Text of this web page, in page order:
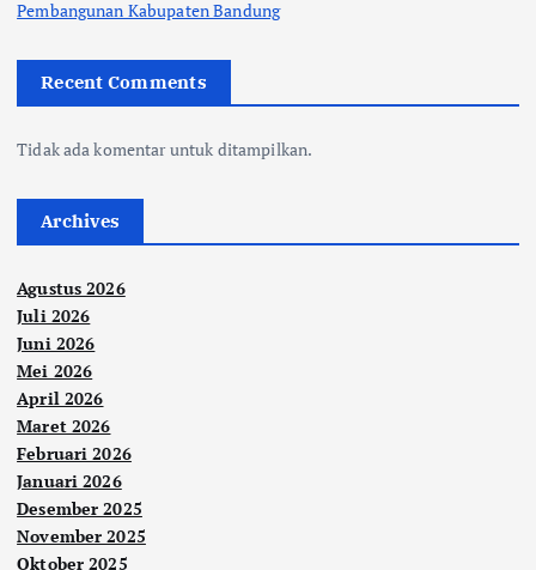
Pembangunan Kabupaten Bandung
Recent Comments
Tidak ada komentar untuk ditampilkan.
Archives
Agustus 2026
Juli 2026
Juni 2026
Mei 2026
April 2026
Maret 2026
Februari 2026
Januari 2026
Desember 2025
November 2025
Oktober 2025